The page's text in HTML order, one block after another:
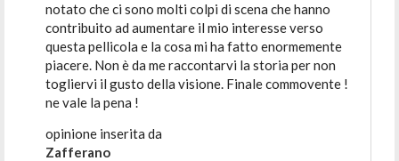
notato che ci sono molti colpi di scena che hanno
contribuito ad aumentare il mio interesse verso
questa pellicola e la cosa mi ha fatto enormemente
piacere. Non è da me raccontarvi la storia per non
togliervi il gusto della visione. Finale commovente !
ne vale la pena !
opinione inserita da
Zafferano